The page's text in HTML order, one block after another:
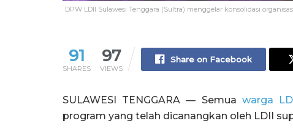
DPW LDII Sulawesi Tenggara (Sultra) menggelar konsolidasi
91
SHARES
97
VIEWS
Share on Facebook
SULAWESI TENGGARA — Semua warga
program yang telah dicanangkan oleh LDII